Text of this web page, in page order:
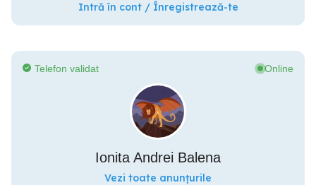
Intră în cont / Înregistrează-te
Telefon validat Online
Ionita Andrei Balena
Vezi toate anunțurile